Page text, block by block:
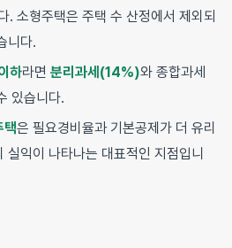
. 소형주택은 주택 수 산정에서 제외되
니다.
하라면 분리과세(14%)와 종합과세
있습니다.
택은 필요경비율과 기본공제가 더 유리
실익이 나타나는 대표적인 지점입니